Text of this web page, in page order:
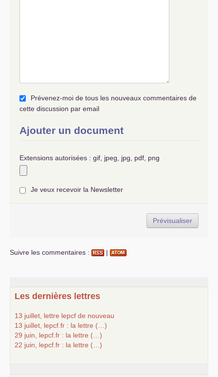
Prévenez-moi de tous les nouveaux commentaires de
cette discussion par email
Ajouter un document
Extensions autorisées : gif, jpeg, jpg, pdf, png
Je veux recevoir la Newsletter
Suivre les commentaires : |
Les dernières lettres
13 juillet, lettre lepcf de nouveau
13 juillet, lepcf.fr : la lettre (…)
29 juin, lepcf.fr : la lettre (…)
22 juin, lepcf.fr : la lettre (…)